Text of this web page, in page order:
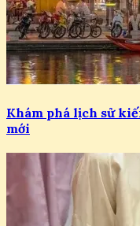
Khám phá lịch sử
mới